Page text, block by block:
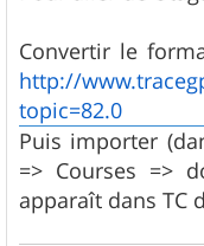
Convertir le
http://
topic=82.0
Puis importer
=> Courses =>
apparaît dans TC